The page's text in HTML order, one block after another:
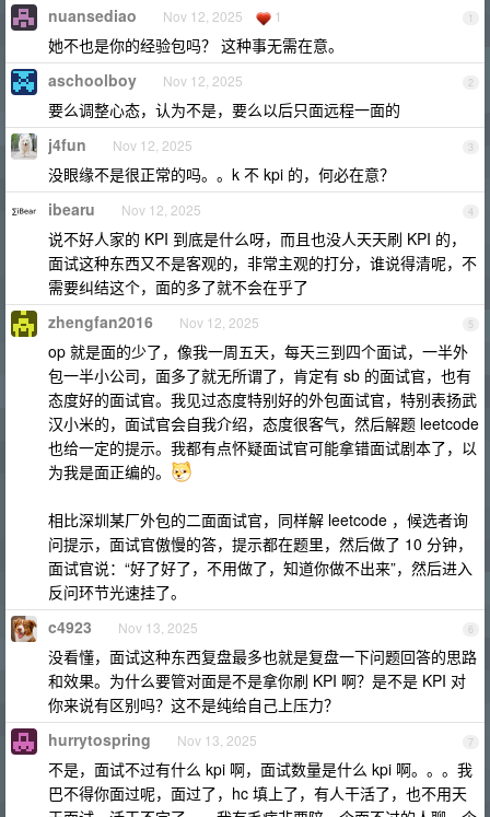
1
nuansediao Nov 12, 2025 1
她不也是你的经验包吗？ 这种事无需在意。
2
aschoolboy Nov 12, 2025
要么调整心态，认为不是，要么以后只面远程一面的
3
j4fun Nov 12, 2025
没眼缘不是很正常的吗。。k 不 kpi 的，何必在意？
4
ibearu Nov 12, 2025
说不好人家的 KPI 到底是什么呀，而且也没人天天刷 KPI 的，
面试这种东西又不是客观的，非常主观的打分，谁说得清呢，不
需要纠结这个，面的多了就不会在乎了
5
zhengfan2016 Nov 12, 2025
op 就是面的少了，像我一周五天，每天三到四个面试，一半外
包一半小公司，面多了就无所谓了，肯定有 sb 的面试官，也有
态度好的面试官。我见过态度特别好的外包面试官，特别表扬武
汉小米的，面试官会自我介绍，态度很客气，然后解题 leetcode
也给一定的提示。我都有点怀疑面试官可能拿错面试剧本了，以
为我是面正编的。
相比深圳某厂外包的二面面试官，同样解 leetcode ，候选者询
问提示，面试官傲慢的答，提示都在题里，然后做了 10 分钟，
面试官说：“好了好了，不用做了，知道你做不出来”，然后进入
反问环节光速挂了。
6
c4923 Nov 13, 2025
没看懂，面试这种东西复盘最多也就是复盘一下问题回答的思路
和效果。为什么要管对面是不是拿你刷 KPI 啊？是不是 KPI 对
你来说有区别吗？这不是纯给自己上压力？
7
hurrytospring Nov 13, 2025
不是，面试不过有什么 kpi 啊，面试数量是什么 kpi 啊。。。我
巴不得你面过呢，面过了，hc 填上了，有人干活了，也不用天